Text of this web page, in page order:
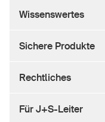
Kurse & Veranstaltungen
Wissenswertes
Sichere Produkte
Rechtliches
Für J+S-Leiter